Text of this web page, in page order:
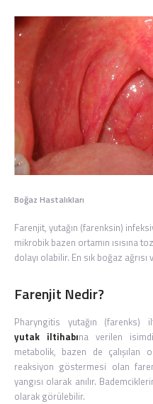
Boğaz Hastalıkları
Farenjit, yutağın (farenksin)
mikrobik bazen ortamın ısısına
dolayı olabilir. En sık boğaz
Farenjit Nedir?
Pharyngitis yutağın (farenks)
yutak iltihabına verilen
metabolik, bazen de çalışılan
reaksiyon göstermesi olan
yangısı olarak anılır.
olarak görülebilir.